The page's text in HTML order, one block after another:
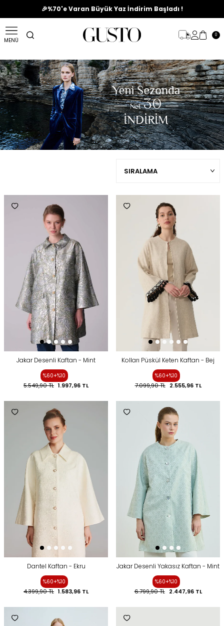
🎉%70'e Varan Büyük Yaz İndirim Başladı !
MENÜ
0
Jakar Desenli Kaftan - Mint
%60+%10
5.549,90TL 1.997,96 TL
Kolları Püskül Keten Kaftan - Bej
%60+%10
7.099,90TL 2.555,96TL
Dantel Kaftan - Ekru
%60+%10
4.399,90TL 1.583,96 TL
Jakar Desenli Yakasız Kaftan - Mint
%60+%10
6.799,90TL 2.447,96TL